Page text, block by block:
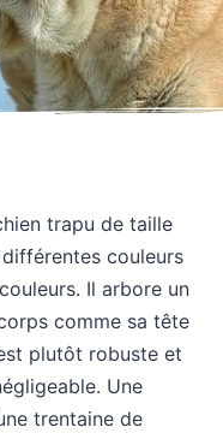
trapu de taille
couleurs
Il arbore un
comme sa tête
plutôt robuste et
Une
trentaine de